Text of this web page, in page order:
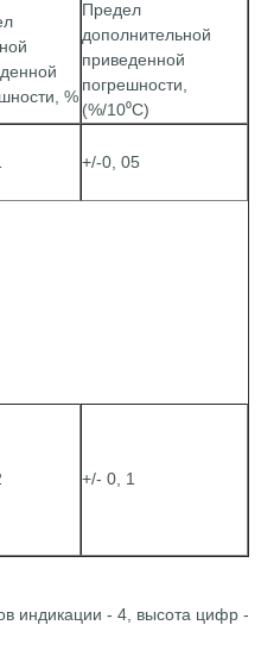
%
Предел
дополнительной
приведенной
погрешности,
(%/10⁰С)
+/-0, 05
+/- 0, 1
индикации - 4, высота цифр -